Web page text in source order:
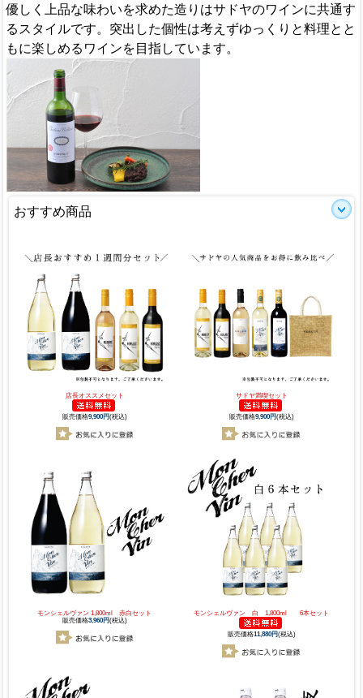
優しく上品な味わいを求めた造りはサドヤのワインに共通す
るスタイルです。突出した個性は考えずゆっくりと料理とと
もに楽しめるワインを目指しています。
おすすめ商品
店長オススメセット
販売価格9,900円(税込)
サドヤ満喫セット
販売価格9,900円(税込)
モンシェルヴァン 1,800ml 赤白セット
販売価格3,960円(税込)
モンシェルヴァン 白 1,800ml 6本セット
販売価格11,880円(税込)